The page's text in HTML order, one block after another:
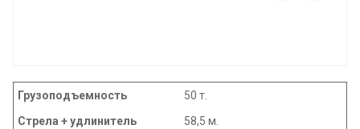
Грузоподъемность
50 т.
Стрела + удлинитель
58,5 м.